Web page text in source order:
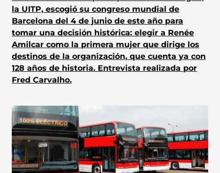
la UITP, escogió su congreso mundial de
Barcelona del 4 de junio de este año para
tomar una decisión histórica: elegir a Renée
Amilcar como la primera mujer que dirige los
destinos de la organización, que cuenta ya con
128 años de historia. Entrevista realizada por
Fred Carvalho.